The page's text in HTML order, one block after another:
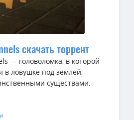
скачать торрент
— головоломка, в которой
в ловушке под землей,
существами.